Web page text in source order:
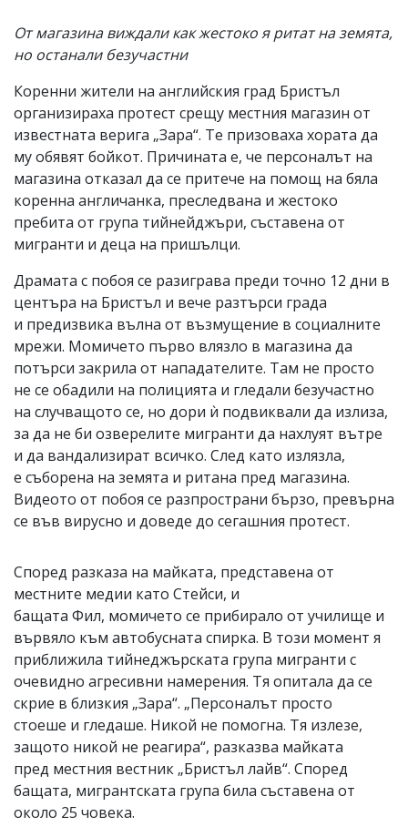
Ако
откриете
за
вас
коментар,
моля
сигнализирайте
ни!
От магазина виждали как жестоко я ритат на земята,
но останали безучастни
Коренни жители на английския град Бристъл
организираха протест срещу местния магазин от
известната верига „Зара“. Те призоваха хората да
му обявят бойкот. Причината е, че персоналът на
магазина отказал да се притече на помощ на бяла
коренна англичанка, преследвана и жестоко
пребита от група тийнейджъри, съставена от
мигранти и деца на пришълци.
Драмата с побоя се разиграва преди точно 12 дни в
центъра на Бристъл и вече разтърси града
и предизвика вълна от възмущение в социалните
мрежи. Момичето първо влязло в магазина да
потърси закрила от нападателите. Там не просто
не се обадили на полицията и гледали безучастно
на случващото се, но дори ѝ подвиквали да излиза,
за да не би озверелите мигранти да нахлуят вътре
и да вандализират всичко. След като излязла,
е съборена на земята и ритана пред магазина.
Видеото от побоя се разпространи бързо, превърна
се във вирусно и доведе до сегашния протест.
Според разказа на майката, представена от
местните медии като Стейси, и
бащата Фил, момичето се прибирало от училище и
вървяло към автобусната спирка. В този момент я
приближила тийнеджърската група мигранти с
очевидно агресивни намерения. Тя опитала да се
скрие в близкия „Зара“. „Персоналът просто
стоеше и гледаше. Никой не помогна. Тя излезе,
защото никой не реагира“, разказва майката
пред местния вестник „Бристъл лайв“. Според
бащата, мигрантската група била съставена от
около 25 човека.